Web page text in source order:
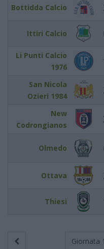
Bottidda Calcio
Ittiri Calcio
Li Punti Calcio
1976
San Nicola
Ozieri 1984
New
Codrongianos
Olmedo
Ottava
Thiesi
Giornata